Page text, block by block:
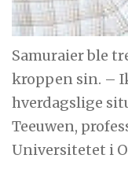
Samuraier ble
kroppen sin. –
hverdagslige
Teeuwen,
Universitetet i